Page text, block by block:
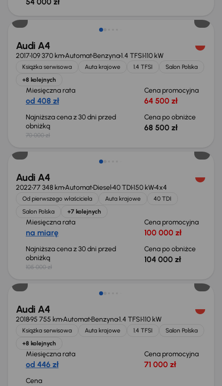
Taniej o 1 500 zł
Audi A4
2017109 370 kmAutomatBenzyna1.4 TFSI110 kW
Książka serwisowa Auta krajowe 1.4 TFSI
Salon Polska
+8 kolejnych
Miesięczna rata
od 408 zł
Cena promocyjna
64 500 zł
Najniższa cena z 30 dni przed
obniżką
70 000 zł
Cena po obniżce
68 500 zł
Taniej o 1 000 zł
Audi A4
202277 348 kmAutomatDiesel40 TDI150 kW4x4
Od pierwszego właściciela Auta krajowe
40 TDI
Salon Polska
+7 kolejnych
Miesięczna rata
na miarę
Cena promocyjna
100 000 zł
Najniższa cena z 30 dni przed
obniżką
105 000 zł
Cena po obniżce
104 000 zł
Możliwość odliczenia VAT
Audi A4
201895 755 kmAutomatBenzyna1.4 TFSI110 kW
Książka serwisowa Auta krajowe 1.4 TFSI
Salon Polska
+8 kolejnych
Miesięczna rata
od 446 zł
Cena promocyjna
71 000 zł
Cena